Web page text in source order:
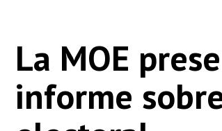
La MOE
informe